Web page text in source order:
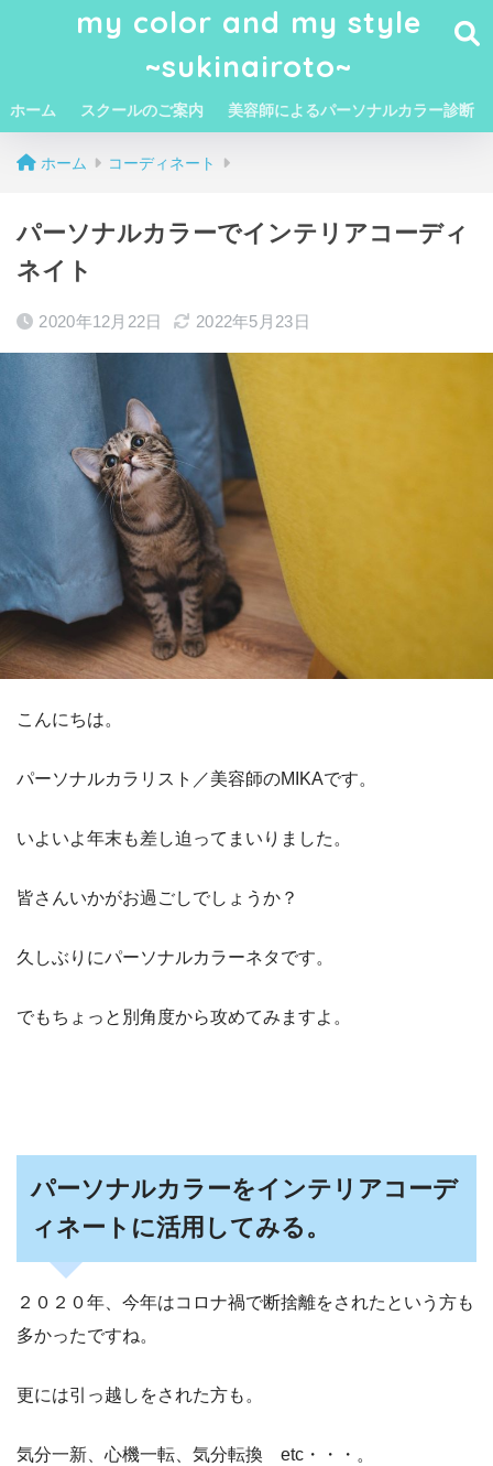
my color and my style
~sukinairoto~
ホーム スクールのご案内 美容師によるパーソナルカラー診断
ホーム コーディネート
パーソナルカラーでインテリアコーディ
ネイト
2020年12月22日 2022年5月23日
こんにちは。
パーソナルカラリスト／美容師のMIKAです。
いよいよ年末も差し迫ってまいりました。
皆さんいかがお過ごしでしょうか？
久しぶりにパーソナルカラーネタです。
でもちょっと別角度から攻めてみますよ。
パーソナルカラーをインテリアコーデ
ィネートに活用してみる。
２０２０年、今年はコロナ禍で断捨離をされたという方も
多かったですね。
更には引っ越しをされた方も。
気分一新、心機一転、気分転換 etc・・・。